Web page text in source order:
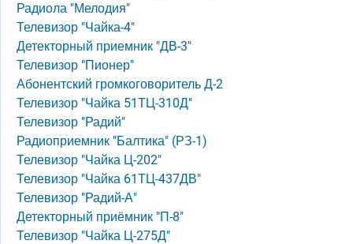
Радиола "Мелодия"
Телевизор "Чайка-4"
Детекторный приемник "ДВ-3"
Телевизор "Пионер"
Абонентский громкоговоритель Д-2
Телевизор "Чайка 51ТЦ-310Д"
Телевизор "Радий"
Радиоприемник "Балтика" (РЗ-1)
Телевизор "Чайка Ц-202"
Телевизор "Чайка 61ТЦ-437ДВ"
Телевизор "Радий-А"
Детекторный приёмник "П-8"
Телевизор "Чайка Ц-275Д"